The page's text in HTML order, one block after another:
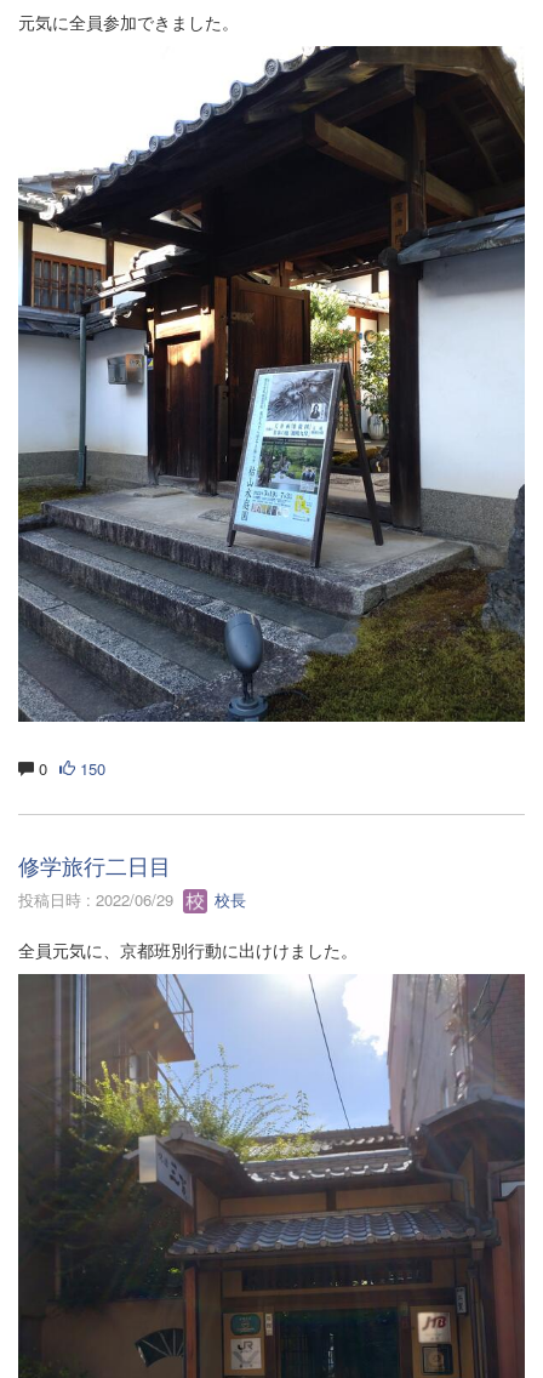
元気に全員参加できました。
0 150
修学旅行二日目
投稿日時 : 2022/06/29 校長
全員元気に、京都班別行動に出けけました。